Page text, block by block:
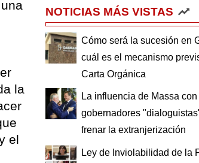
la
el
NOTICIAS MÁS VISTAS
Cómo será la sucesión en
cuál es el mecanismo
Carta Orgánica
La influencia de Massa
gobernadores
frenar la extranjerización
Ley de Inviolabilidad de la